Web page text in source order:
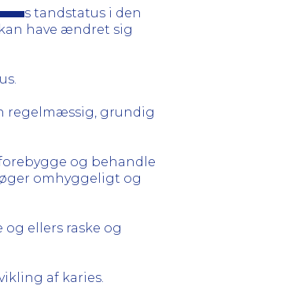
s tandstatus i den
have ændret sig
regelmæssig, grundig
og behandle
omhyggeligt og
ellers raske og
af karies.